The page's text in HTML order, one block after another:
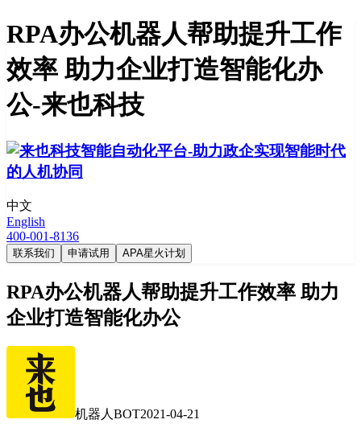
RPA办公机器人帮助提升工作
效率 助力企业打造智能化办
公-来也科技
中文
English
400-001-8136
联系我们 申请试用 APA星火计划
RPA办公机器人帮助提升工作效率 助力
企业打造智能化办公
机器人BOT2021-04-21